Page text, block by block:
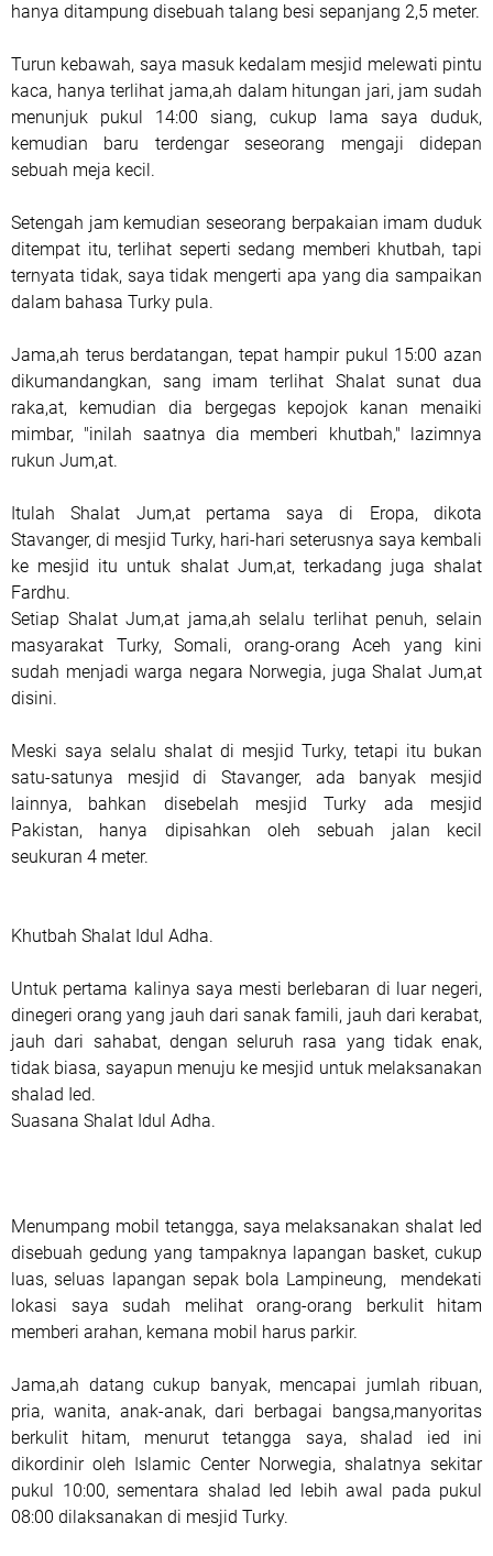
hanya ditampung disebuah talang besi sepanjang 2,5 meter.
Turun kebawah, saya masuk kedalam mesjid melewati pintu
kaca, hanya terlihat jama,ah dalam hitungan jari, jam sudah
menunjuk pukul 14:00 siang, cukup lama saya duduk,
kemudian baru terdengar seseorang mengaji didepan
sebuah meja kecil.
Setengah jam kemudian seseorang berpakaian imam duduk
ditempat itu, terlihat seperti sedang memberi khutbah, tapi
ternyata tidak, saya tidak mengerti apa yang dia sampaikan
dalam bahasa Turky pula.
Jama,ah terus berdatangan, tepat hampir pukul 15:00 azan
dikumandangkan, sang imam terlihat Shalat sunat dua
raka,at, kemudian dia bergegas kepojok kanan menaiki
mimbar, "inilah saatnya dia memberi khutbah," lazimnya
rukun Jum,at.
Itulah Shalat Jum,at pertama saya di Eropa, dikota
Stavanger, di mesjid Turky, hari-hari seterusnya saya kembali
ke mesjid itu untuk shalat Jum,at, terkadang juga shalat
Fardhu.
Setiap Shalat Jum,at jama,ah selalu terlihat penuh, selain
masyarakat Turky, Somali, orang-orang Aceh yang kini
sudah menjadi warga negara Norwegia, juga Shalat Jum,at
disini.
Meski saya selalu shalat di mesjid Turky, tetapi itu bukan
satu-satunya mesjid di Stavanger, ada banyak mesjid
lainnya, bahkan disebelah mesjid Turky ada mesjid
Pakistan, hanya dipisahkan oleh sebuah jalan kecil
seukuran 4 meter.
Khutbah Shalat Idul Adha.
Untuk pertama kalinya saya mesti berlebaran di luar negeri,
dinegeri orang yang jauh dari sanak famili, jauh dari kerabat,
jauh dari sahabat, dengan seluruh rasa yang tidak enak,
tidak biasa, sayapun menuju ke mesjid untuk melaksanakan
shalad Ied.
Suasana Shalat Idul Adha.
Menumpang mobil tetangga, saya melaksanakan shalat Ied
disebuah gedung yang tampaknya lapangan basket, cukup
luas, seluas lapangan sepak bola Lampineung, mendekati
lokasi saya sudah melihat orang-orang berkulit hitam
memberi arahan, kemana mobil harus parkir.
Jama,ah datang cukup banyak, mencapai jumlah ribuan,
pria, wanita, anak-anak, dari berbagai bangsa,manyoritas
berkulit hitam, menurut tetangga saya, shalad ied ini
dikordinir oleh Islamic Center Norwegia, shalatnya sekitar
pukul 10:00, sementara shalad Ied lebih awal pada pukul
08:00 dilaksanakan di mesjid Turky.